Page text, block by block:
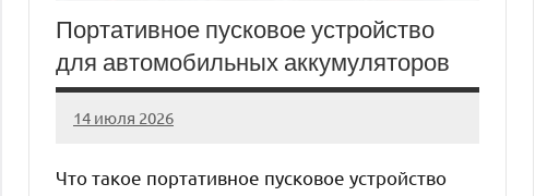
Портативное пусковое устройство
для автомобильных аккумуляторов
14 июля 2026
Avtor
Нет
Что такое портативное пусковое устройство